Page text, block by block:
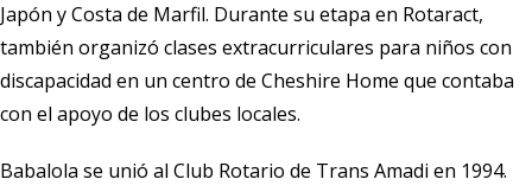
Japón y Costa de Marfil. Durante su etapa en Rotaract,
también organizó clases extracurriculares para niños con
discapacidad en un centro de Cheshire Home que contaba
con el apoyo de los clubes locales.
Babalola se unió al Club Rotario de Trans Amadi en 1994.